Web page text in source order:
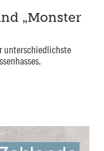
„Monster
unterschiedlichste